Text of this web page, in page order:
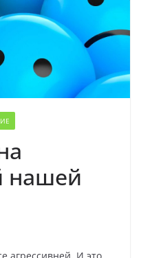
нашей